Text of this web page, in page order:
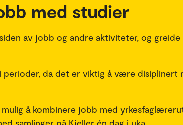
med studier
av jobb og andre aktiviteter, og greide
perioder, da det er viktig å være disiplinert
å kombinere jobb med